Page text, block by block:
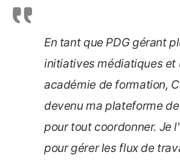
En tant que PDG gérant
initiatives médiatiques et
académie de formation,
devenu ma plateforme
pour tout coordonner. Je
pour gérer les flux de